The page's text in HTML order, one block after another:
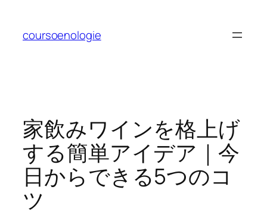
coursoenologie
家飲みワインを格上げ
する簡単アイデア｜今
日からできる5つのコ
ツ